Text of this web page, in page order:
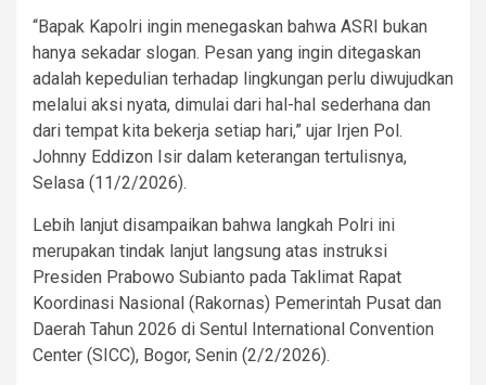
“Bapak Kapolri ingin menegaskan bahwa ASRI bukan
hanya sekadar slogan. Pesan yang ingin ditegaskan
adalah kepedulian terhadap lingkungan perlu diwujudkan
melalui aksi nyata, dimulai dari hal-hal sederhana dan
dari tempat kita bekerja setiap hari,” ujar Irjen Pol.
Johnny Eddizon Isir dalam keterangan tertulisnya,
Selasa (11/2/2026).
Lebih lanjut disampaikan bahwa langkah Polri ini
merupakan tindak lanjut langsung atas instruksi
Presiden Prabowo Subianto pada Taklimat Rapat
Koordinasi Nasional (Rakornas) Pemerintah Pusat dan
Daerah Tahun 2026 di Sentul International Convention
Center (SICC), Bogor, Senin (2/2/2026).